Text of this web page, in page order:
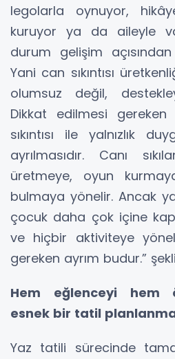
legolarla oynuyor,
kuruyor ya da aileyle
durum gelişim
Yani can sıkıntısı
olumsuz değil,
Dikkat edilmesi
sıkıntısı ile yalnızlık
ayrılmasıdır. Canı
üretmeye, oyun
bulmaya yönelir. Ancak
çocuk daha çok içine
ve hiçbir aktiviteye
gereken ayrım budur.”
Hem eğlenceyi hem
esnek bir tatil
Yaz tatili sürecinde